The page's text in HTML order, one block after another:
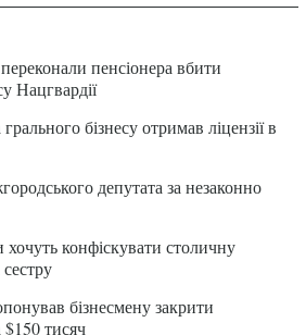
пенсіонера вбити
Нацгвардії
бізнесу отримав ліцензії в
депутата за незаконно
конфіскувати столичну
бізнесмену закрити
$150 тисяч